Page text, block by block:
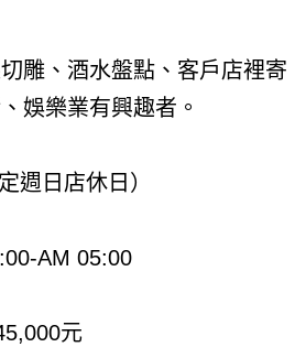
雕、酒水盤點、客戶店裡寄
娛樂業有興趣者。
週日店休日）
AM 05:00
元